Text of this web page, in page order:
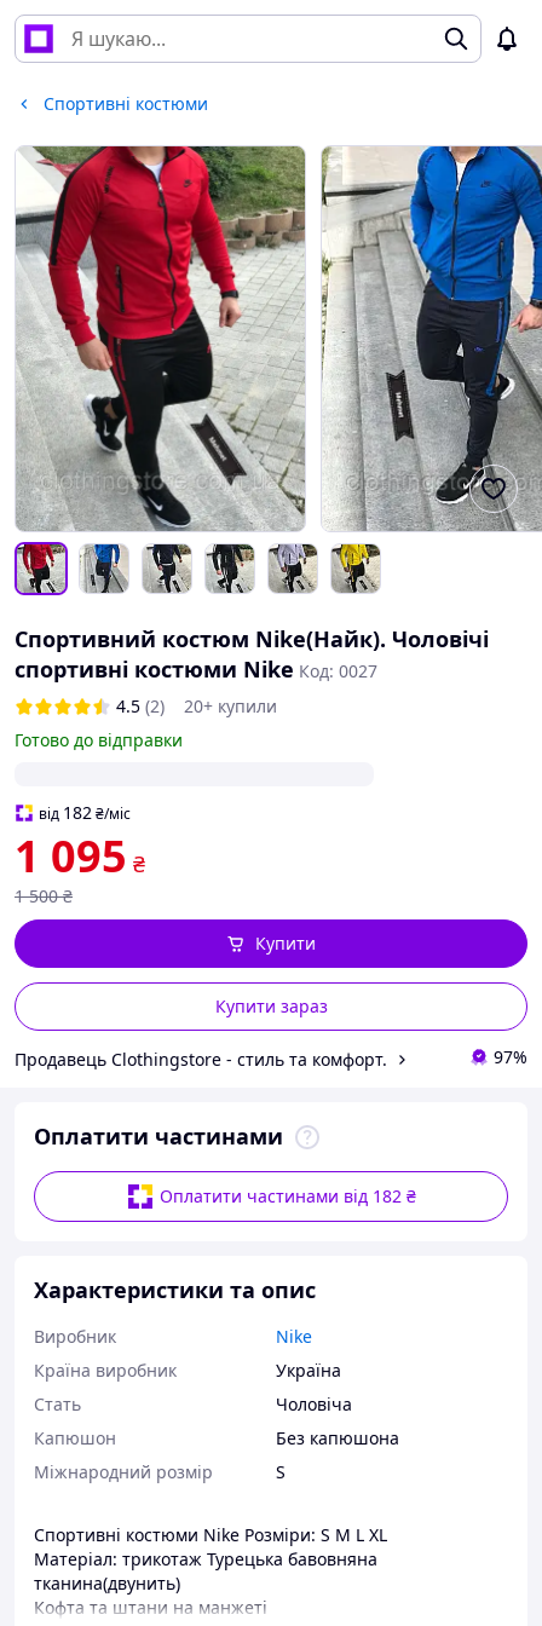
Спортивні костюми
Спортивний костюм Nike(Найк). Чоловічі
спортивні костюми Nike Код: 0027
4.5 (2)
20+ купили
Готово до відправки
від 182₴/міс
1 095 ₴
1 500 ₴
Купити зараз
Купити
Продавець Сlothingstore - стиль та комфорт. 97%
Оплатити частинами
Оплатити частинами від 182 ₴
Характеристики та опис
Виробник
Nike
Країна виробник
Україна
Стать
Чоловіча
Капюшон
Без капюшона
Міжнародний розмір
S
Спортивні костюми Nike Розміри: S M L XL
Матеріал: трикотаж Турецька бавовняна
тканина(двунить)
Кофта та штани на манжеті